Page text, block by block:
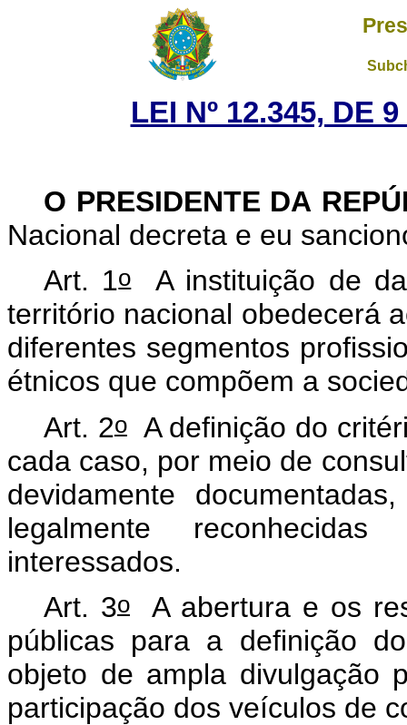
LEI Nº 12.345, DE
O PRESIDENTE DA
Nacional decreta e eu
Art. 1oA instituição de
território nacional obedecerá
diferentes segmentos
étnicos que compõem a
Art. 2oA definição do
cada caso, por meio de
devidamente
legalmente
interessados.
Art. 3o A abertura e os
públicas para a definição
objeto de ampla divulgação
participação dos veículos de